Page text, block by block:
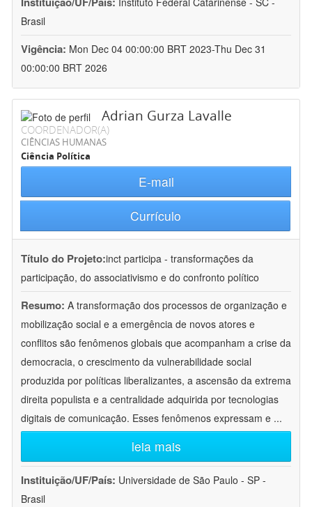
Brasil
Vigência: Mon Dec 04 00:00:00 BRT 2023-Thu Dec 31
00:00:00 BRT 2026
Adrian Gurza Lavalle
COORDENADOR(A)
CIÊNCIAS HUMANAS
Ciência Política
E-mail
Currículo
Título do Projeto:inct participa - transformações da
participação, do associativismo e do confronto político
Resumo: A transformação dos processos de organização e
mobilização social e a emergência de novos atores e
conflitos são fenômenos globais que acompanham a crise da
democracia, o crescimento da vulnerabilidade social
produzida por políticas liberalizantes, a ascensão da extrema
direita populista e a centralidade adquirida por tecnologias
digitais de comunicação. Esses fenômenos expressam e ...
leia mais
Instituição/UF/País: Universidade de São Paulo - SP -
Brasil